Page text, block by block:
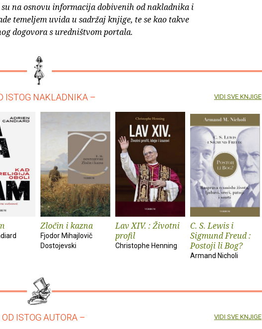
na osnovu informacija dobivenih od nakladnika i
temeljem uvida u sadržaj knjige, te se kao takve
dogovora s uredništvom portala.
ISTOG NAKLADNIKA –
Zločin i kazna
Fjodor Mihajlovič
Dostojevski
Lav XIV. : Životni
profil
Christophe Henning
C. S. Lewis i
Sigmund Freud :
Postoji li Bog?
Armand Nicholi
VIDI SVE KNJIGE
ISTOG AUTORA – VIDI SVE KNJIGE